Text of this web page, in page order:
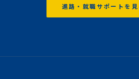
進路・就職サポートを